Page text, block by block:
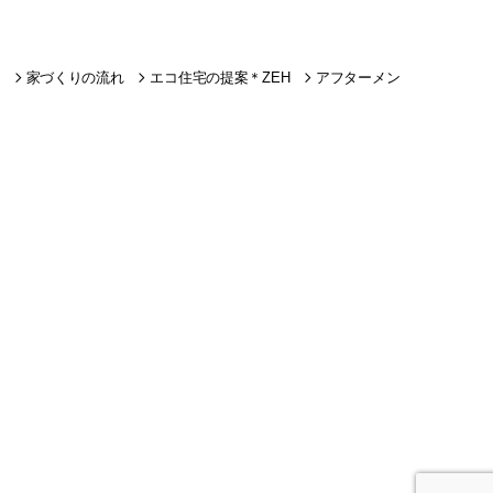
家づくりの流れ エコ住宅の提案＊ZEH アフターメン